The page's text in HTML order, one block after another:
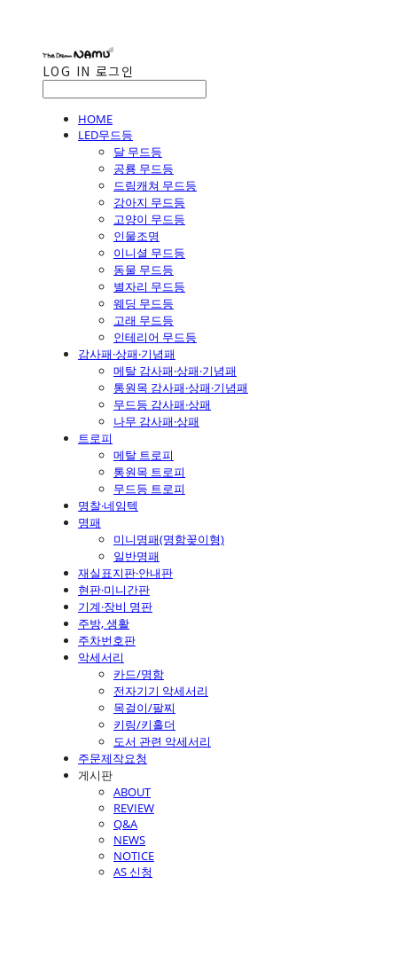
LOG IN 로그인
HOME
LED무드등
달 무드등
공룡 무드등
드림캐쳐 무드등
강아지 무드등
고양이 무드등
인물조명
이니셜 무드등
동물 무드등
별자리 무드등
웨딩 무드등
고래 무드등
인테리어 무드등
감사패·상패·기념패
메탈 감사패·상패·기념패
통원목 감사패·상패·기념패
무드등 감사패·상패
나무 감사패·상패
트로피
메탈 트로피
통원목 트로피
무드등 트로피
명찰·네임텍
명패
미니명패(명함꽂이형)
일반명패
재실표지판·안내판
현판·미니간판
기계·장비 명판
주방, 생활
주차번호판
악세서리
카드/명함
전자기기 악세서리
목걸이/팔찌
키링/키홀더
도서 관련 악세서리
주문제작요청
게시판
ABOUT
REVIEW
Q&A
NEWS
NOTICE
AS 신청